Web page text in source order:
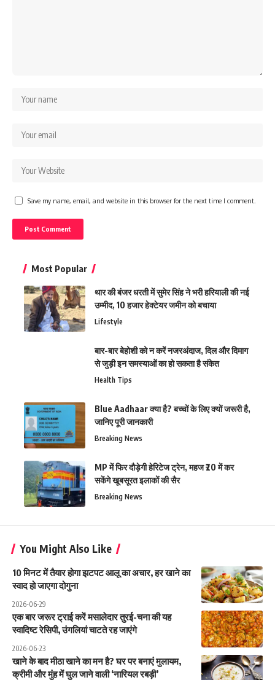
Save my name, email, and website in this browser for the next time I comment.
Most Popular
थार की बंजर धरती में सुमेर सिंह ने भरी हरियाली की नई
उम्मीद, 10 हजार हेक्टेयर जमीन को बचाया
Lifestyle
बार-बार बेहोशी को न करें नजरअंदाज, दिल और दिमाग
से जुड़ी इन समस्याओं का हो सकता है संकेत
Health Tips
Blue Aadhaar क्या है? बच्चों के लिए क्यों जरूरी है,
जानिए पूरी जानकारी
Breaking News
MP में फिर दौड़ेगी हेरिटेज ट्रेन, महज ₹20 में कर
सकेंगे खूबसूरत इलाकों की सैर
Breaking News
You Might Also Like
10 मिनट में तैयार होगा झटपट आलू का अचार, हर खाने का
स्वाद हो जाएगा दोगुना
2026-06-29
एक बार जरूर ट्राई करें मसालेदार तुरई-चना की यह
स्वादिष्ट रेसिपी, उंगलियां चाटते रह जाएंगे
2026-06-23
खाने के बाद मीठा खाने का मन है? घर पर बनाएं मुलायम,
क्रीमी और मुंह में घुल जाने वाली ‘नारियल रबड़ी’